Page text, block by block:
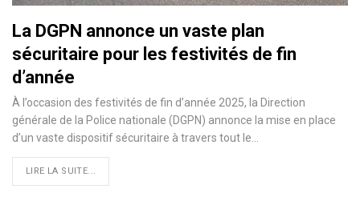
La DGPN annonce un vaste plan
sécuritaire pour les festivités de fin
d’année
À l’occasion des festivités de fin d’année 2025, la Direction
générale de la Police nationale (DGPN) annonce la mise en place
d’un vaste dispositif sécuritaire à travers tout le…
LIRE LA SUITE...